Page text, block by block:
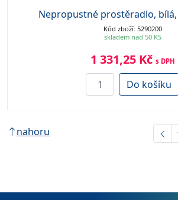
Nepropustné prostěradlo, bílá,
Kód zboží: 5290200
skladem nad 50 KS
1 331,25 Kč s DPH
Do košíku
nahoru